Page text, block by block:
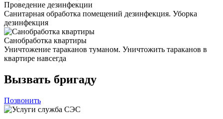
Проведение дезинфекции
Санитарная обработка помещений дезинфекция. Уборка
дезинфекция
Санобработка квартиры
Уничтожение тараканов туманом. Уничтожить тараканов в
квартире навсегда
Вызвать бригаду
Позвонить